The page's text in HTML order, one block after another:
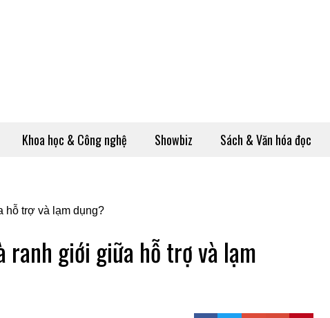
Khoa học & Công nghệ Showbiz Sách & Văn hóa đọc
ranh giới giữa hỗ trợ và lạm